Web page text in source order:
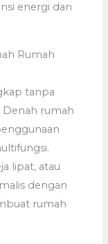
energi dan
Rumah
tanpa
Denah rumah
lipat, atau
dengan
rumah